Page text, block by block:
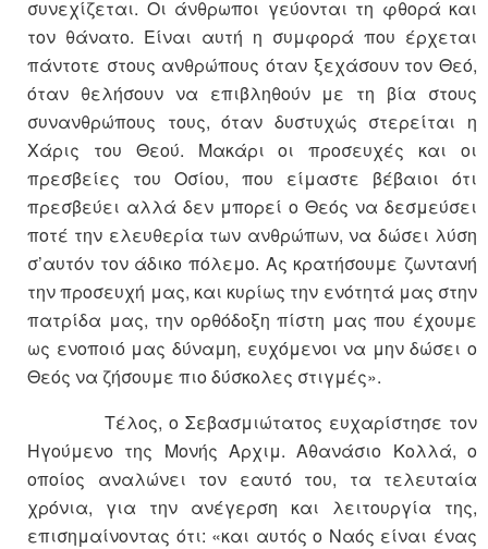
συνεχίζεται. Οι άνθρωποι γεύονται τη φθορά και
τον θάνατο. Είναι αυτή η συμφορά που έρχεται
πάντοτε στους ανθρώπους όταν ξεχάσουν τον Θεό,
όταν θελήσουν να επιβληθούν με τη βία στους
συνανθρώπους τους, όταν δυστυχώς στερείται η
Χάρις του Θεού. Μακάρι οι προσευχές και οι
πρεσβείες του Οσίου, που είμαστε βέβαιοι ότι
πρεσβεύει αλλά δεν μπορεί ο Θεός να δεσμεύσει
ποτέ την ελευθερία των ανθρώπων, να δώσει λύση
σ’αυτόν τον άδικο πόλεμο. Ας κρατήσουμε ζωντανή
την προσευχή μας, και κυρίως την ενότητά μας στην
πατρίδα μας, την ορθόδοξη πίστη μας που έχουμε
ως ενοποιό μας δύναμη, ευχόμενοι να μην δώσει ο
Θεός να ζήσουμε πιο δύσκολες στιγμές».
Τέλος, ο Σεβασμιώτατος ευχαρίστησε τον
Ηγούμενο της Μονής Αρχιμ. Αθανάσιο Κολλά, ο
οποίος αναλώνει τον εαυτό του, τα τελευταία
χρόνια, για την ανέγερση και λειτουργία της,
επισημαίνοντας ότι: «και αυτός ο Ναός είναι ένας